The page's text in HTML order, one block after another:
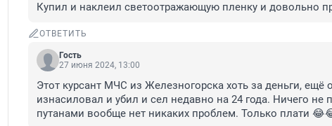
Купил и наклеил светоотражающую пленку и довольно
ОТВЕТИТЬ
Гость
27 июня 2024, 13:00
Этот курсант МЧС из Железногорска хоть за деньги,
изнасиловал и убил и сел недавно на 24 года. Ничего не
путанами вообще нет никаких проблем. Только плати